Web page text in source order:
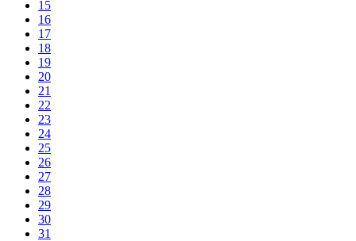
15
16
17
18
19
20
21
22
23
24
25
26
27
28
29
30
31